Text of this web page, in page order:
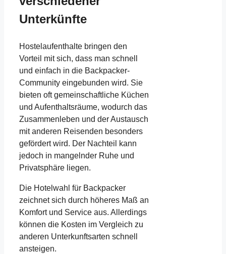
Unterkünfte
Hostelaufenthalte bringen den
Vorteil mit sich, dass man schnell
und einfach in die Backpacker-
Community eingebunden wird. Sie
bieten oft gemeinschaftliche Küchen
und Aufenthaltsräume, wodurch das
Zusammenleben und der Austausch
mit anderen Reisenden besonders
gefördert wird. Der Nachteil kann
jedoch in mangelnder Ruhe und
Privatsphäre liegen.
Die Hotelwahl für Backpacker
zeichnet sich durch höheres Maß an
Komfort und Service aus. Allerdings
können die Kosten im Vergleich zu
anderen Unterkunftsarten schnell
ansteigen.